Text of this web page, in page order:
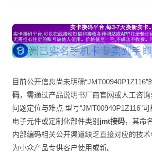
目前公开信息尚未明确“JMT00940P1Z116”
码，需通过产品说明书厂商官网或人工咨
问题定位与难点 型号“JMT00940P1Z116”
电子元件或定制化部件类别 jmt接码，其命
内部编码相关公开渠道缺乏直接对应的技
为小众产品专供客户使用或新。